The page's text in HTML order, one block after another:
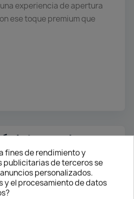
experiencia de apertura
ese toque premium que
interesarle
fines de rendimiento y
publicitarias de terceros se
personalizados.
y el procesamiento de datos